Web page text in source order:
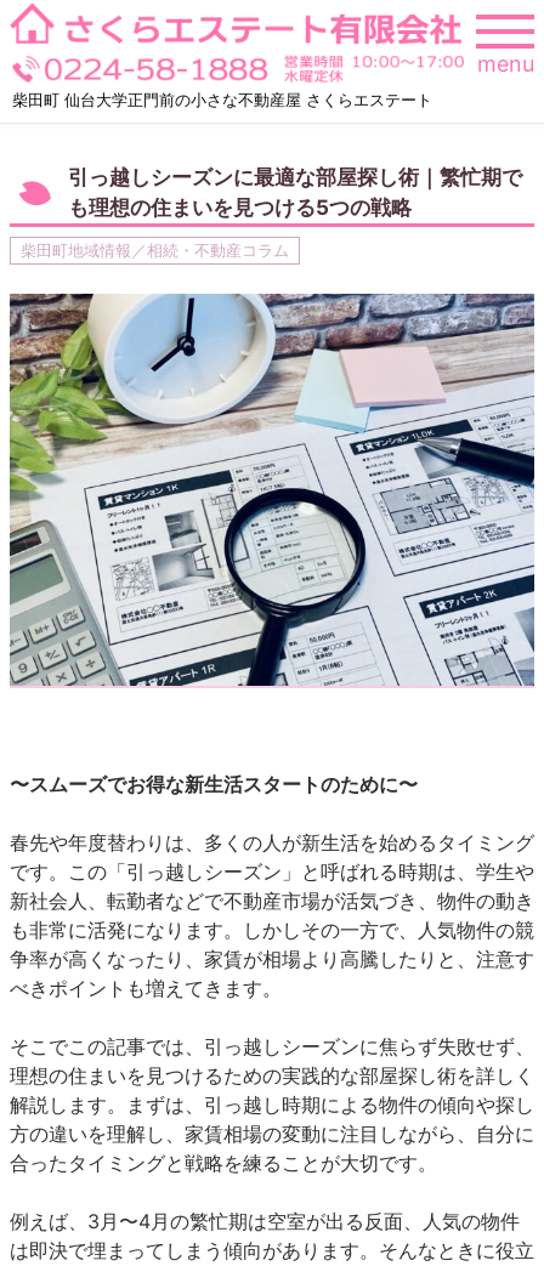
Skip
to
content
柴田町 仙台大学正門前の小さな不動産屋 さくらエステート
menu
引っ越しシーズンに最適な部屋探し術｜繁忙期で
も理想の住まいを見つける5つの戦略
柴田町地域情報／相続・不動産コラム
〜スムーズでお得な新生活スタートのために〜
春先や年度替わりは、多くの人が新生活を始めるタイミング
です。この「引っ越しシーズン」と呼ばれる時期は、学生や
新社会人、転勤者などで不動産市場が活気づき、物件の動き
も非常に活発になります。しかしその一方で、人気物件の競
争率が高くなったり、家賃が相場より高騰したりと、注意す
べきポイントも増えてきます。
そこでこの記事では、引っ越しシーズンに焦らず失敗せず、
理想の住まいを見つけるための実践的な部屋探し術を詳しく
解説します。まずは、引っ越し時期による物件の傾向や探し
方の違いを理解し、家賃相場の変動に注目しながら、自分に
合ったタイミングと戦略を練ることが大切です。
例えば、3月〜4月の繁忙期は空室が出る反面、人気の物件
は即決で埋まってしまう傾向があります。そんなときに役立